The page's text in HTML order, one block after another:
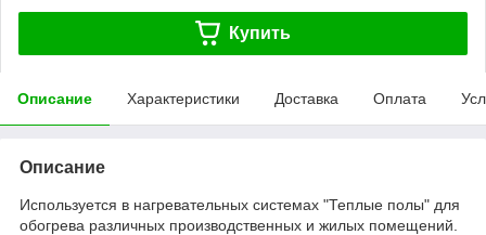
Купить
Описание Характеристики Доставка Оплата
Описание
Используется в нагревательных системах "Теплые полы" для
обогрева различных производственных и жилых помещений.